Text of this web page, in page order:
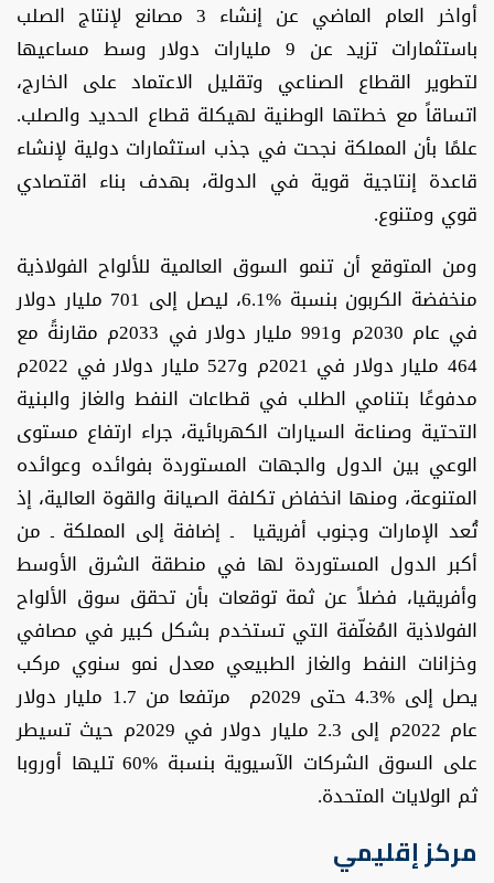
أواخر العام الماضي عن إنشاء 3 مصانع لإنتاج الصلب
باستثمارات تزيد عن 9 مليارات دولار وسط مساعيها
لتطوير القطاع الصناعي وتقليل الاعتماد على الخارج،
اتساقاً مع خطتها الوطنية لهيكلة قطاع الحديد والصلب.
علمًا بأن المملكة نجحت في جذب استثمارات دولية لإنشاء
قاعدة إنتاجية قوية في الدولة، بهدف بناء اقتصادي
قوي ومتنوع.
ومن المتوقع أن تنمو السوق العالمية للألواح الفولاذية
منخفضة الكربون بنسبة %6.1، ليصل إلى 701 مليار دولار
في عام 2030م و991 مليار دولار في 2033م مقارنةً مع
464 مليار دولار في 2021م و527 مليار دولار في 2022م
مدفوعًا بتنامي الطلب في قطاعات النفط والغاز والبنية
التحتية وصناعة السيارات الكهربائية، جراء ارتفاع مستوى
الوعي بين الدول والجهات المستوردة بفوائده وعوائده
المتنوعة، ومنها انخفاض تكلفة الصيانة والقوة العالية، إذ
تُعد الإمارات وجنوب أفريقيا ـ إضافة إلى المملكة ـ من
أكبر الدول المستوردة لها في منطقة الشرق الأوسط
وأفريقيا، فضلاً عن ثمة توقعات بأن تحقق سوق الألواح
الفولاذية المُغلّفة التي تستخدم بشكل كبير في مصافي
وخزانات النفط والغاز الطبيعي معدل نمو سنوي مركب
يصل إلى %4.3 حتى 2029م مرتفعا من 1.7 مليار دولار
عام 2022م إلى 2.3 مليار دولار في 2029م حيث تسيطر
على السوق الشركات الآسيوية بنسبة %60 تليها أوروبا
ثم الولايات المتحدة.
مركز إقليمي